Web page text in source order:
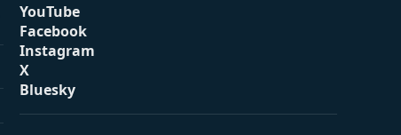
YouTube
Facebook
Instagram
X
Bluesky